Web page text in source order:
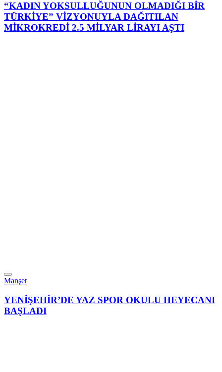
“KADIN YOKSULLUĞUNUN OLMADIĞI BİR
TÜRKİYE” VİZYONUYLA DAĞITILAN
MİKROKREDİ 2.5 MİLYAR LİRAYI AŞTI
Manşet
YENİŞEHİR’DE YAZ SPOR OKULU HEYECANI
BAŞLADI